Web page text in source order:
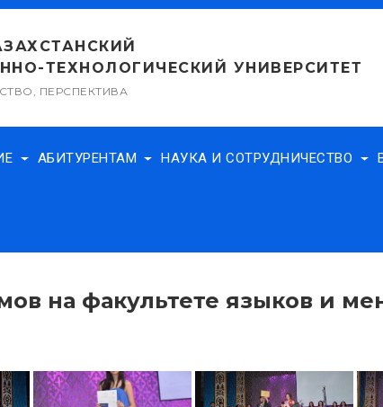
ТЕХНОЛОГИЧЕСКИЙ УНИВЕРСИТЕТ
ПЕРСПЕКТИВА
АБИТУРЕНТАМ НАУКА И СОТРУДНИЧЕСТВО
на факультете языков и